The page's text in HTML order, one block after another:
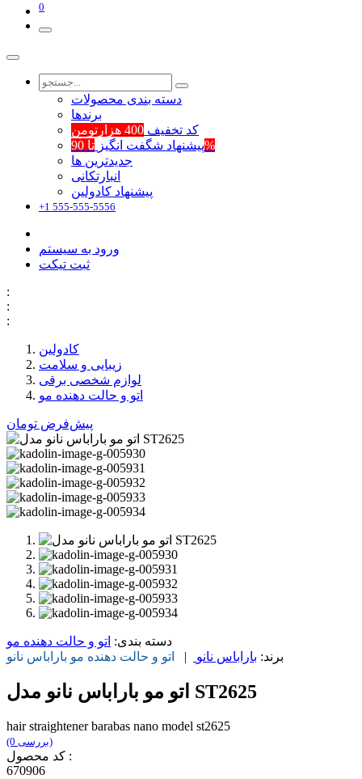
0
دسته بندی محصولات
برند‌ها
کد تخفیف 400 هزارتومن
پیشنهاد شگفت انگیزتا 90%
جدیدترین ها
انبارتکانی
پیشنهاد کادولین
+1 555-555-5556
ورود به سیستم
ثبت تیکت
:
:
:
کادولین
زیبایی و سلامت
لوازم شخصی برقی
اتو و حالت دهنده مو
پیش‌فرض تومان
دسته بندی: اتو و حالت دهنده مو
برند: باراباس نانو | اتو و حالت دهنده مو باراباس نانو
اتو مو باراباس نانو مدل ST2625
hair straightener barabas nano model st2625
(0 بررسی)
کد محصول :
670906